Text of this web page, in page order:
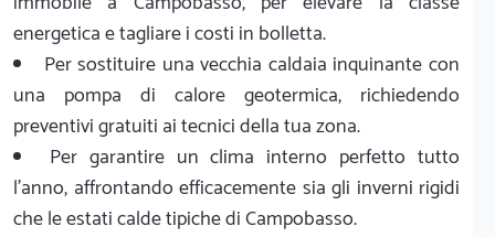
energetica e tagliare i costi in bolletta.
Per sostituire una vecchia caldaia inquinante con
una pompa di calore geotermica, richiedendo
preventivi gratuiti ai tecnici della tua zona.
Per garantire un clima interno perfetto tutto
l'anno, affrontando efficacemente sia gli inverni rigidi
che le estati calde tipiche di Campobasso.